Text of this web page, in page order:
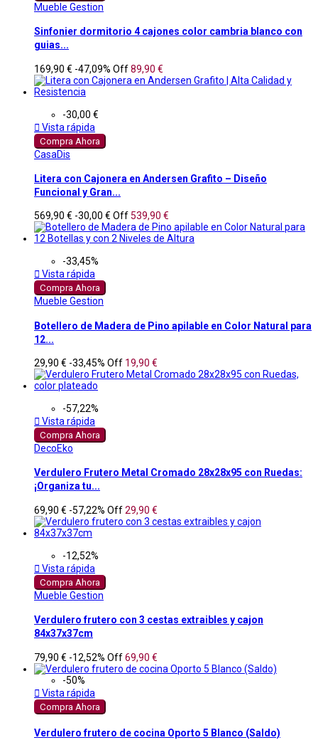
Mueble Gestion
Sinfonier dormitorio 4 cajones color cambria blanco con
guias...
169,90 € -47,09% Off89,90 €
-30,00 €
 Vista rápida
Compra Ahora
CasaDis
Litera con Cajonera en Andersen Grafito – Diseño
Funcional y Gran...
569,90 € -30,00 € Off539,90 €
-33,45%
 Vista rápida
Compra Ahora
Mueble Gestion
Botellero de Madera de Pino apilable en Color Natural para
12...
29,90 € -33,45% Off 19,90 €
-57,22%
 Vista rápida
Compra Ahora
DecoEko
Verdulero Frutero Metal Cromado 28x28x95 con Ruedas:
¡Organiza tu...
69,90 € -57,22% Off29,90 €
-12,52%
 Vista rápida
Compra Ahora
Mueble Gestion
Verdulero frutero con 3 cestas extraibles y cajon
84x37x37cm
79,90 € -12,52% Off69,90 €
-50%
 Vista rápida
Compra Ahora
Verdulero frutero de cocina Oporto 5 Blanco (Saldo)